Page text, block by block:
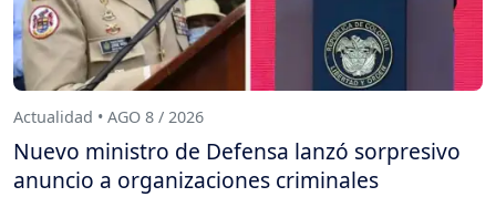
Actualidad • AGO 8 / 2026
Nuevo ministro de Defensa lanzó sorpresivo
anuncio a organizaciones criminales